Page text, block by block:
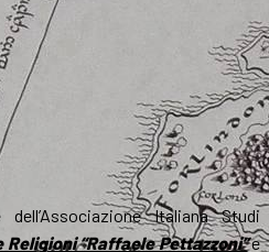
Italiana Studi
Religioni “Raffaele Pettazzoni”e